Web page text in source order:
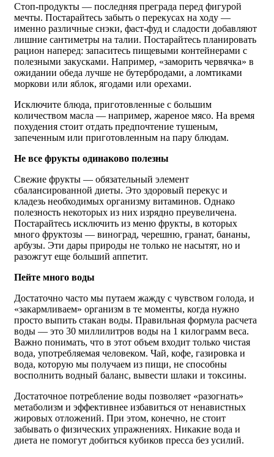
Стоп-продукты — последняя преграда перед фигурой
мечты. Постарайтесь забыть о перекусах на ходу —
именно различные снэки, фаст-фуд и сладости добавляют
лишние сантиметры на талии. Постарайтесь планировать
рацион наперед: запаситесь пищевыми контейнерами с
полезными закусками. Например, «заморить червячка» в
ожидании обеда лучше не бутербродами, а ломтиками
моркови или яблок, ягодами или орехами.
Исключите блюда, приготовленные с большим
количеством масла — например, жареное мясо. На время
похудения стоит отдать предпочтение тушеным,
запеченным или приготовленным на пару блюдам.
Не все фрукты одинаково полезны
Свежие фрукты — обязательный элемент
сбалансированной диеты. Это здоровый перекус и
кладезь необходимых организму витаминов. Однако
полезность некоторых из них изрядно преувеличена.
Постарайтесь исключить из меню фрукты, в которых
много фруктозы — виноград, черешню, гранат, бананы,
арбузы. Эти дары природы не только не насытят, но и
разожгут еще больший аппетит.
Пейте много воды
Достаточно часто мы путаем жажду с чувством голода, и
«закармливаем» организм в те моменты, когда нужно
просто выпить стакан воды. Правильная формула расчета
воды — это 30 миллилитров воды на 1 килограмм веса.
Важно понимать, что в этот объем входит только чистая
вода, употребляемая человеком. Чай, кофе, газировка и
вода, которую мы получаем из пищи, не способны
восполнить водный баланс, вывести шлаки и токсины.
Достаточное потребление воды позволяет «разогнать»
метаболизм и эффективнее избавиться от ненавистных
жировых отложений. При этом, конечно, не стоит
забывать о физических упражнениях. Никакие вода и
диета не помогут добиться кубиков пресса без усилий.